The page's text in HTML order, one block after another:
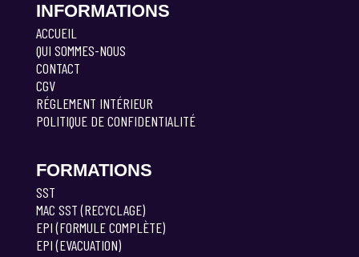
INFORMATIONS
ACCUEIL
QUI SOMMES-NOUS
CONTACT
CGV
RÉGLEMENT INTÉRIEUR
POLITIQUE DE CONFIDENTIALITÉ
FORMATIONS
SST
MAC SST (RECYCLAGE)
EPI (FORMULE COMPLÈTE)
EPI (EVACUATION)